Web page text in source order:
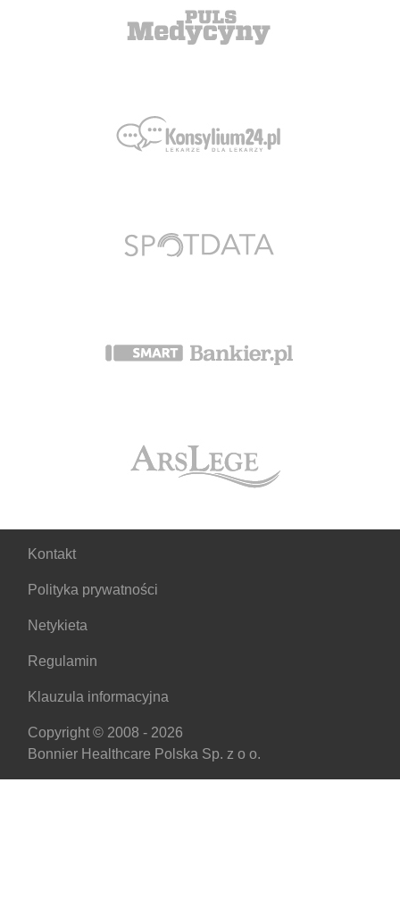
Kontakt
Polityka prywatności
Netykieta
Regulamin
Klauzula informacyjna
Copyright © 2008 - 2026
Bonnier Healthcare Polska Sp. z o o.